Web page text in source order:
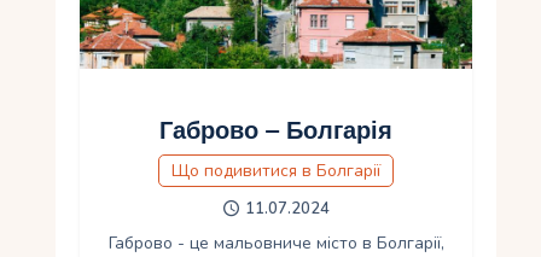
Габрово – Болгарія
Що подивитися в Болгарії
11.07.2024
Габрово - це мальовниче місто в Болгарії,